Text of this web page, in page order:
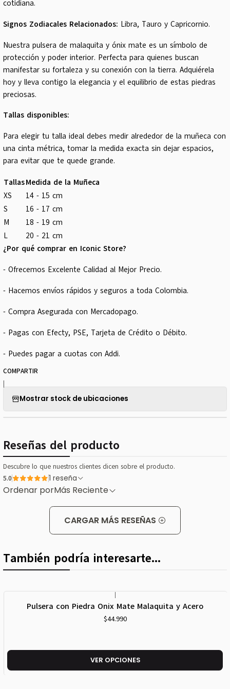
cotidiana.
Signos Zodiacales Relacionados: Libra, Tauro y Capricornio.
Nuestra pulsera de malaquita y ónix mate es un símbolo de
protección y poder interior. Perfecta para quienes buscan
manifestar su fortaleza y su conexión con la tierra. Adquiérela
hoy y lleva contigo la elegancia y el equilibrio de estas piedras
preciosas.
Tallas disponibles:
Para elegir tu talla ideal debes medir alrededor de la muñeca con
una cinta métrica, tomar la medida exacta sin dejar espacios,
para evitar que te quede grande.
TallasMedida de la Muñeca
XS
14 - 15 cm
S
16 - 17 cm
M
18 - 19 cm
L
20 - 21 cm
¿Por qué comprar en Iconic Store?
- Ofrecemos Excelente Calidad al Mejor Precio.
- Hacemos envíos rápidos y seguros a toda Colombia.
- Compra Asegurada con Mercadopago.
- Pagas con Efecty, PSE, Tarjeta de Crédito o Débito.
- Puedes pagar a cuotas con Addi.
COMPARTIR
|
Mostrar stock de ubicaciones
Reseñas del producto
Descubre lo que nuestros clientes dicen sobre el producto.
5.0 1 reseña
Ordenar porMás Reciente
CARGAR MÁS RESEÑAS
También podría interesarte...
Pulsera con Piedra Onix Mate Malaquita y Acero
$44.990
VER OPCIONES